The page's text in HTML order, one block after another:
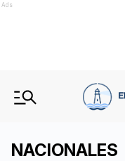
Ads
NACIONALES